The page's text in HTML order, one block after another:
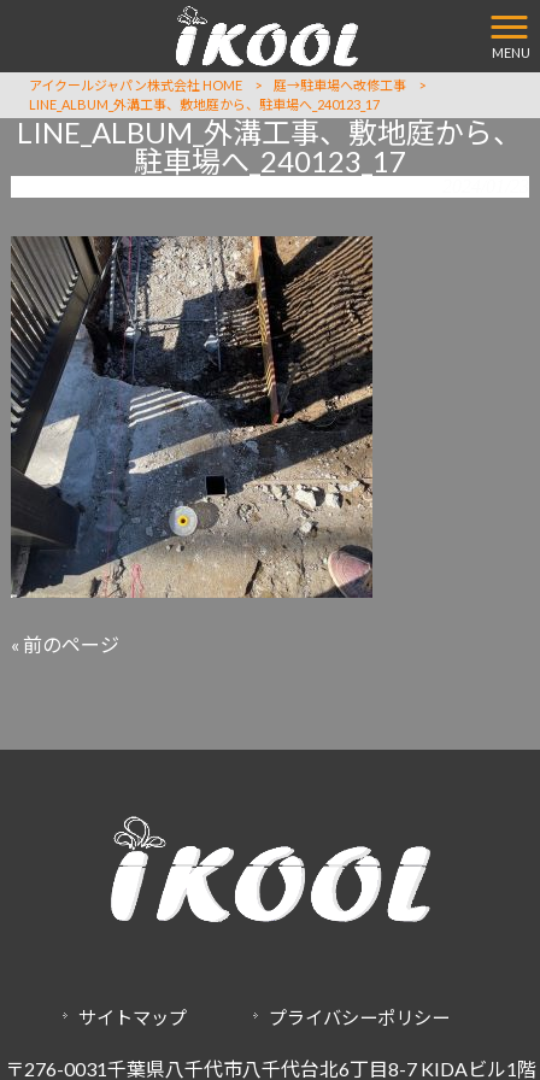
MENU
アイクールジャパン株式会社 HOME > 庭→駐車場へ改修工事
>
LINE_ALBUM_外溝工事、敷地庭から、駐車場へ_240123_17
LINE_ALBUM_外溝工事、敷地庭から、
駐車場へ_240123_17
« 前のページ
サイトマップ プライバシーポリシー
〒276-0031千葉県八千代市八千代台北6丁目8-7 KIDAビル1階